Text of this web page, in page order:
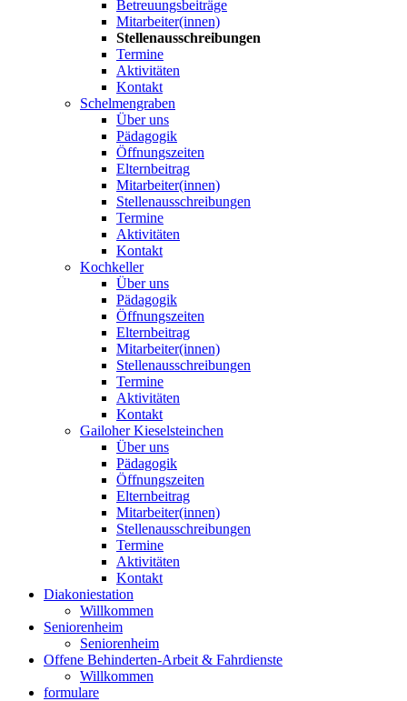
Betreuungsbeiträge
Mitarbeiter(innen)
Stellenausschreibungen
Termine
Aktivitäten
Kontakt
Schelmengraben
Über uns
Pädagogik
Öffnungszeiten
Elternbeitrag
Mitarbeiter(innen)
Stellenausschreibungen
Termine
Aktivitäten
Kontakt
Kochkeller
Über uns
Pädagogik
Öffnungszeiten
Elternbeitrag
Mitarbeiter(innen)
Stellenausschreibungen
Termine
Aktivitäten
Kontakt
Gailoher Kieselsteinchen
Über uns
Pädagogik
Öffnungszeiten
Elternbeitrag
Mitarbeiter(innen)
Stellenausschreibungen
Termine
Aktivitäten
Kontakt
Diakoniestation
Willkommen
Seniorenheim
Seniorenheim
Offene Behinderten-Arbeit & Fahrdienste
Willkommen
formulare